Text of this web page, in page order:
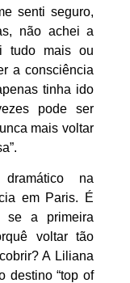
senti seguro,
não achei a
tudo mais ou
a consciência
tinha ido
pode ser
mais voltar
na
em Paris. É
se a primeira
voltar tão
A Liliana
destino “top of